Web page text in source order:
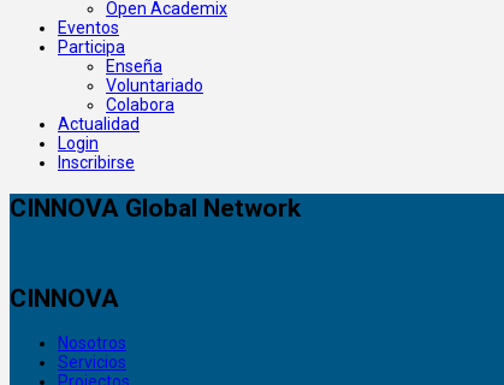
Open Academix
Eventos
Participa
Enseña
Voluntariado
Colabora
Actualidad
Login
Inscribirse
CINNOVA Global Network
CINNOVA
Nosotros
Servicios